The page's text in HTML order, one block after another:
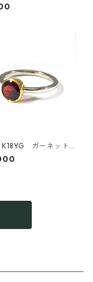
2ピース ペンダント
）
ガーネット
）